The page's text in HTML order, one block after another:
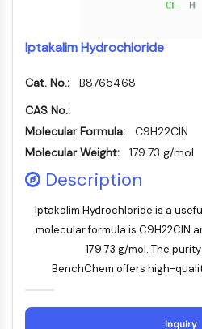
CD6
CTLA-4
ALCAM/CD166
CD44
Récepteurs de type
des leucocytes humains LILR
Mésothéline
TROP2
CD22
CD276/B7-H3
L-sélectine
CD1
VAP-1
Iptakalim Hydrochloride
Cat. No.:
B8765468
CAS No.:
Molecular Formula:
C9H22ClN
Molecular Weight:
179.73 g/mol
Description
Iptakalim Hydrochloride is a
molecular formula is C9H22ClN
179.73 g/mol. The
BenchChem offers high-
Inquiry